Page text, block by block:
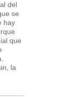
del
se
hay
que
la